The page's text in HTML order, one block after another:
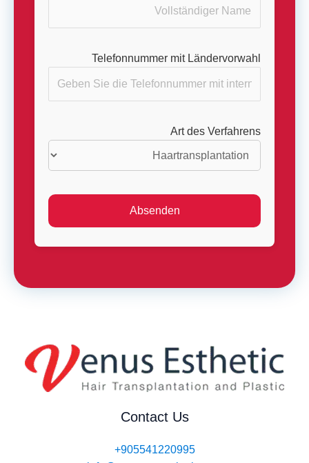
Telefonnummer mit Ländervorwahl
Art des Verfahrens
Contact Us
+905541220995